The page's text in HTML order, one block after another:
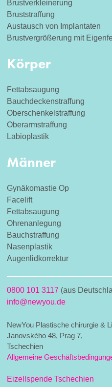
Brustverkleinerung
Bruststraffung
Austausch von Implantaten
Brustvergrößerung mit
Körper
Fettabsaugung
Bauchdeckenstraffung
Oberschenkelstraffung
Oberarmstraffung
Labioplastik
Männer
Gynäkomastie Op
Facelift
Fettabsaugung
Ohrenanlegung
Bauchstraffung
Nasenplastik
Augenlidkorrektur
0800 101 3117 (aus
info@newyou.de
NewYou Plastische chirurgie &
Janovského 48, Prag 7,
Tschechien
Allgemeine
Eizellspende Tschechien